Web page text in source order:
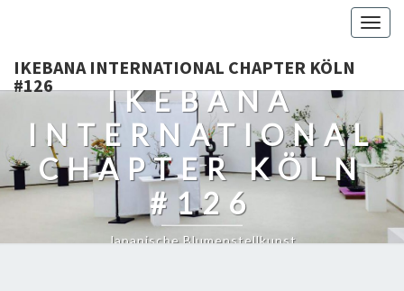
IKEBANA INTERNATIONAL CHAPTER KÖLN
#126
IKEBANA
INTERNATIONAL
CHAPTER KÖLN
#126
Japanische Blumenstellkunst